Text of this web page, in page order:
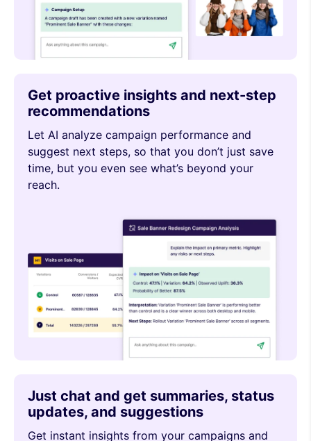
Get proactive insights and next-step
recommendations
Let AI analyze campaign performance and
suggest next steps, so that you don’t just save
time, but you even see what’s beyond your
reach.
Just chat and get summaries, status
updates, and suggestions
Get instant insights from your campaigns and